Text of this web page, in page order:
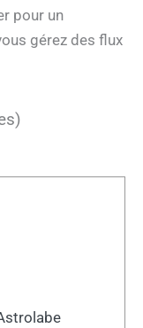
pour un
gérez des flux